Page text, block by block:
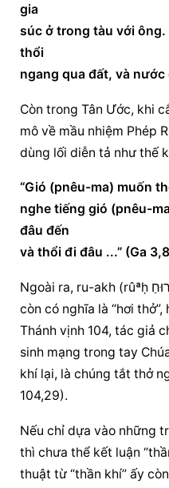
gia
súc ở trong tàu với ông.
thổi
ngang qua đất, và nước
Còn trong Tân Ước, khi
mô về mầu nhiệm Phép
dùng lối diễn tả như thế
“Gió (pnêu-ma) muốn
nghe tiếng gió (pnêu-
đâu đến
và thổi đi đâu ...” (Ga
Ngoài ra, ru-akh (rûªḥ רוּחַ) hay pnêu-ma (πνεῦμα)
còn có nghĩa là “hơi thở”,
Thánh vịnh 104, tác giả
sinh mạng trong tay
khí lại, là chúng tắt thở
104,29).
Nếu chỉ dựa vào những
thì chưa thể kết luận
thuật từ “thần khí” ấy